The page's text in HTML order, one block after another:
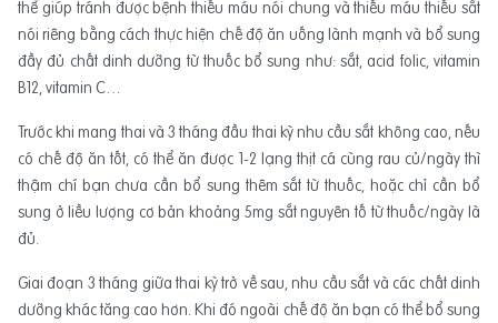
thể giúp tránh được bệnh thiếu máu nói chung và thiếu máu thiếu sắt
nói riêng bằng cách thực hiện chế độ ăn uống lành mạnh và bổ sung
đầy đủ chất dinh dưỡng từ thuốc bổ sung như: sắt, acid folic, vitamin
B12, vitamin C…
Trước khi mang thai và 3 tháng đầu thai kỳ nhu cầu sắt không cao, nếu
có chế độ ăn tốt, có thể ăn được 1-2 lạng thịt cá cùng rau củ/ngày thì
thậm chí bạn chưa cần bổ sung thêm sắt từ thuốc, hoặc chỉ cần bổ
sung ở liều lượng cơ bản khoảng 5mg sắt nguyên tố từ thuốc/ngày là
đủ.
Giai đoạn 3 tháng giữa thai kỳ trở về sau, nhu cầu sắt và các chất dinh
dưỡng khác tăng cao hơn. Khi đó ngoài chế độ ăn bạn có thể bổ sung